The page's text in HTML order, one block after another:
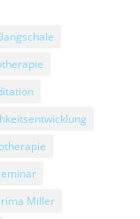
Miller